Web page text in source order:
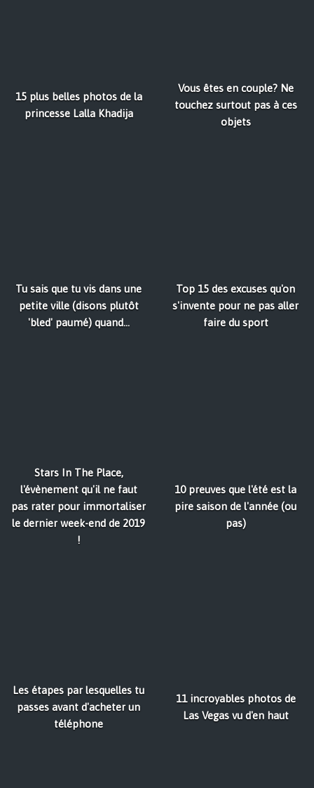
15 plus belles photos de la
princesse Lalla Khadija
Vous êtes en couple? Ne
touchez surtout pas à ces
objets
Tu sais que tu vis dans une
petite ville (disons plutôt
'bled' paumé) quand...
Top 15 des excuses qu'on
s'invente pour ne pas aller
faire du sport
Stars In The Place,
l'évènement qu'il ne faut
pas rater pour immortaliser
le dernier week-end de 2019
!
10 preuves que l'été est la
pire saison de l'année (ou
pas)
Les étapes par lesquelles tu
passes avant d'acheter un
téléphone
11 incroyables photos de
Las Vegas vu d'en haut